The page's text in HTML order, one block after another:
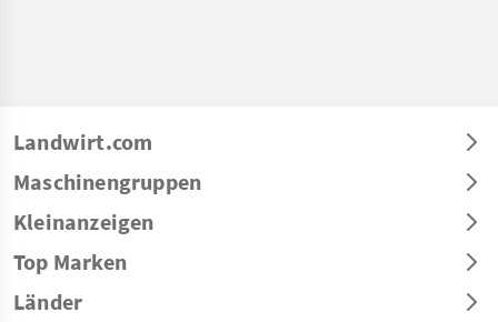
Landwirt.com
Maschinengruppen
Kleinanzeigen
Top Marken
Länder